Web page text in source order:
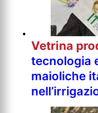
Vetrina
tecnologia
maioliche